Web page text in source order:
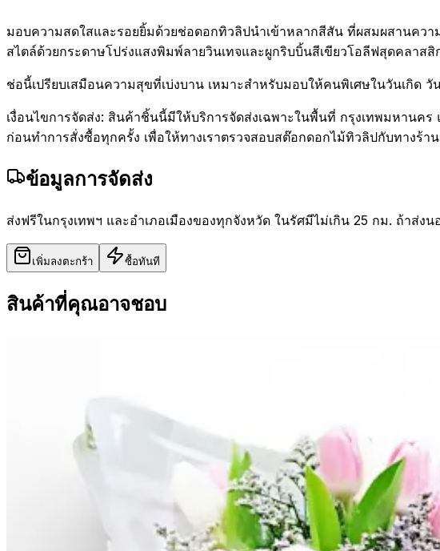
มอบความสดใสและรอยยิ้มด้วยช่อดอกทิวลิปนำเข้าหลากสีสัน ที่ผสมผสานคว
สไตล์ด้วยกระดาษโปร่งแสงพิมพ์ลายวินเทจและผูกริบบิ้นสีเขียวโอลีฟสุดคลา
ช่อนี้เปรียบเสมือนความสุขที่เบ่งบาน เหมาะสำหรับมอบให้คนพิเศษในวันเกิด
เงื่อนไขการจัดส่ง: สินค้าชิ้นนี้มีให้บริการจัดส่งเฉพาะในพื้นที่ กรุงเทพมหานค
ก่อนทำการสั่งซื้อทุกครั้ง เพื่อให้ทางเราตรวจสอบสต๊อกดอกไม้ทิวลิปกับทางร้
ข้อมูลการจัดส่ง
ส่งฟรีในกรุงเทพฯ และอำเภอเมืองของทุกจังหวัด ในรัศมีไม่เกิน 25 กม. ถ้าส่
เพิ่มลงตะกร้า ซื้อทันที
สินค้าที่คุณอาจชอบ